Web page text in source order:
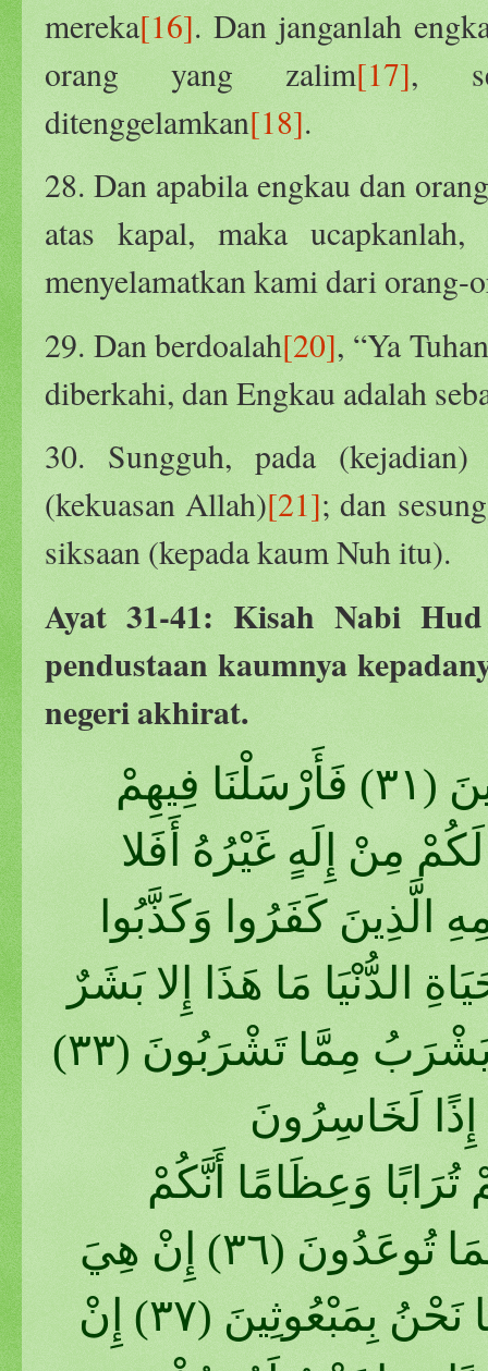
mereka[16]. Dan janganlah
orang yang zalim[17],
ditenggelamkan[18].
28. Dan apabila engkau dan
atas kapal, maka
menyelamatkan kami dari orang-
29. Dan berdoalah[20], “Ya
diberkahi, dan Engkau adalah
30. Sungguh, pada (kejadian)
(kekuasan Allah)[21]; dan
siksaan (kepada kaum Nuh itu).
Ayat 31-41: Kisah Nabi
pendustaan kaumnya
negeri akhirat.
ثُمَّ أَنْشَأْنَا مِنْ بَعْدِهِمْ قَرْنًا آخَرِينَ (٣١) فَأَرْسَلْنَا فِيهِمْ
مِنْ إِلَهٍ غَيْرُهُ أَفَلا
قَوْمِهِ الَّذِينَ كَفَرُوا وَكَذَّبُوا
الدُّنْيَا مَا هَذَا إِلا بَشَرٌ
مِثْلُكُمْ يَأْكُلُ مِمَّا تَأْكُلُونَ مِنْهُ وَيَشْرَبُ مِمَّا تَشْرَبُونَ (٣٣)
لَخَاسِرُونَ
تُرَابًا وَعِظَامًا أَنَّكُمْ
مُخْرَجُونَ (٣٥)هَيْهَاتَ هَيْهَاتَ لِمَا تُوعَدُونَ (٣٦) إِنْ هِيَ
إِلا حَيَاتُنَا الدُّنْيَا نَمُوتُ وَنَحْيَا وَمَا نَحْنُ بِمَبْعُوثِينَ (٣٧) إِنْ